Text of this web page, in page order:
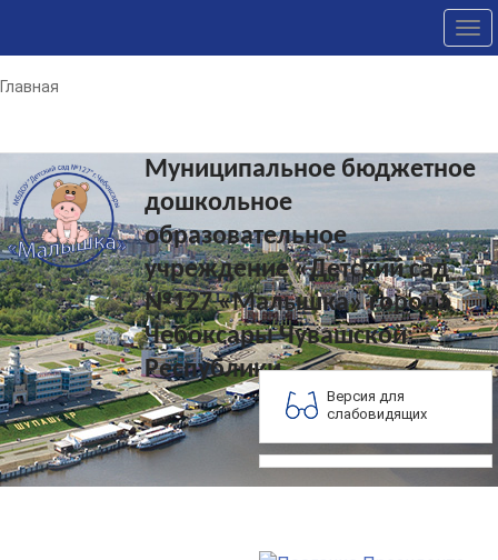
Главная
Муниципальное бюджетное
дошкольное
образовательное
учреждение «Детский сад
№127 «Малышка» города
Чебоксары Чувашской
Республики
Версия для
слабовидящих